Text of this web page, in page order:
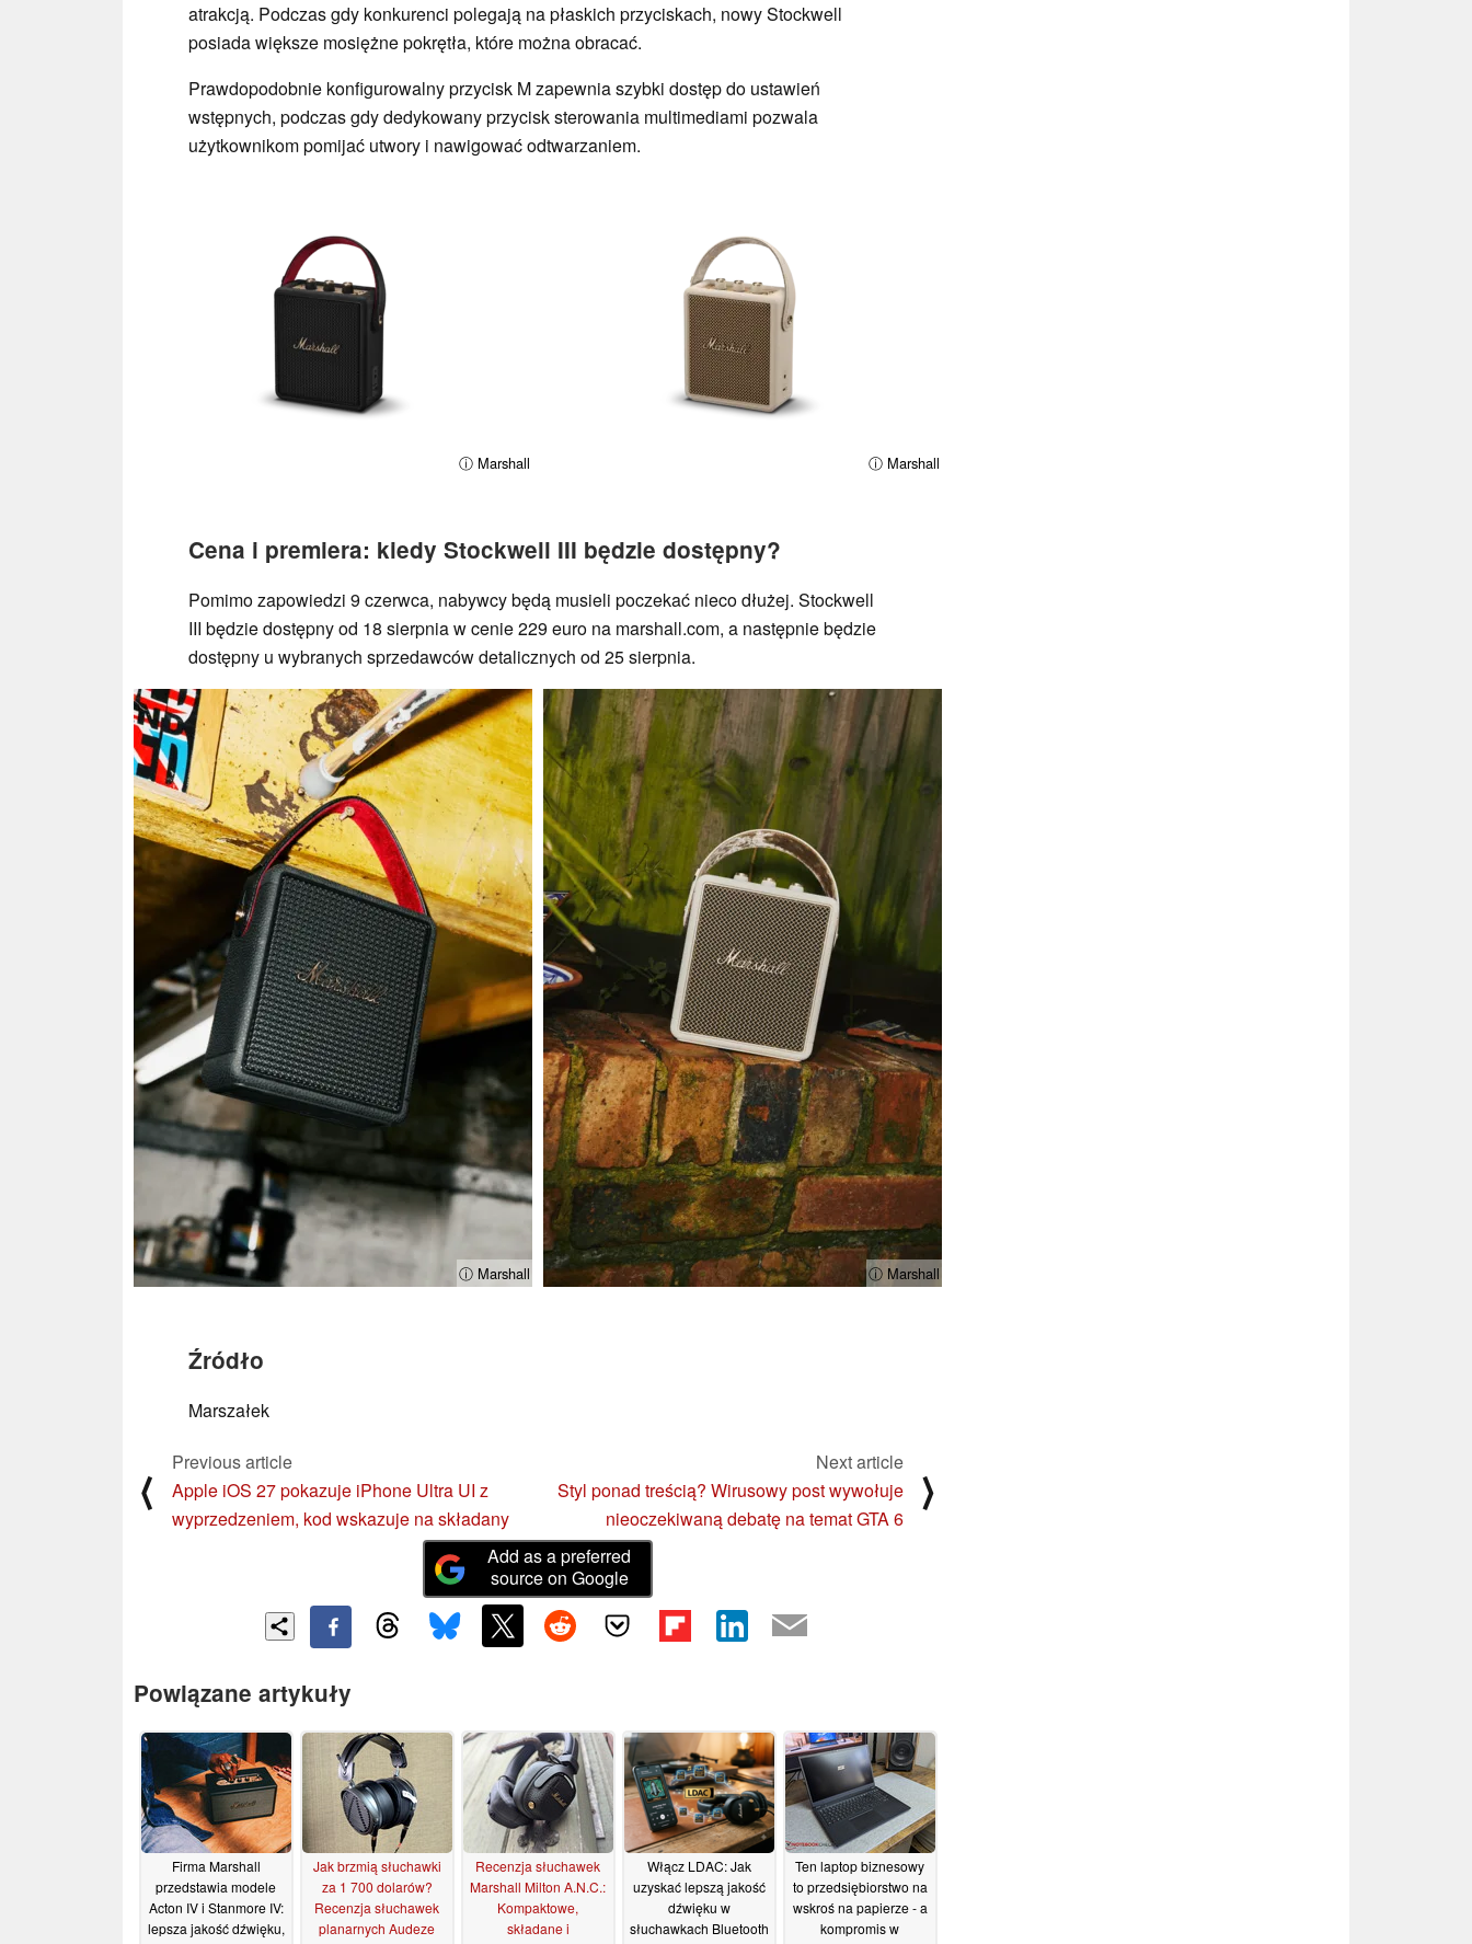
atrakcją. Podczas gdy konkurenci polegają na płaskich przyciskach, nowy Stockwell
posiada większe mosiężne pokrętła, które można obracać.
Prawdopodobnie konfigurowalny przycisk M zapewnia szybki dostęp do ustawień
wstępnych, podczas gdy dedykowany przycisk sterowania multimediami pozwala
użytkownikom pomijać utwory i nawigować odtwarzaniem.
ⓘ Marshall ⓘ Marshall
Cena i premiera: kiedy Stockwell III będzie dostępny?
Pomimo zapowiedzi 9 czerwca, nabywcy będą musieli poczekać nieco dłużej. Stockwell
III będzie dostępny od 18 sierpnia w cenie 229 euro na marshall.com, a następnie będzie
dostępny u wybranych sprzedawców detalicznych od 25 sierpnia.
ⓘ Marshall ⓘ Marshall
Źródło
Marszałek
⟨
Previous article
Apple iOS 27 pokazuje iPhone Ultra UI z
wyprzedzeniem, kod wskazuje na składany
Next article
Styl ponad treścią? Wirusowy post wywołuje
nieoczekiwaną debatę na temat GTA 6
⟩
Add as a preferred
source on Google
Powiązane artykuły
Firma Marshall
przedstawia modele
Acton IV i Stanmore IV:
lepsza jakość dźwięku,
Jak brzmią słuchawki
za 1 700 dolarów?
Recenzja słuchawek
planarnych Audeze
Recenzja słuchawek
Marshall Milton A.N.C.:
Kompaktowe,
składane i
Włącz LDAC: Jak
uzyskać lepszą jakość
dźwięku w
słuchawkach Bluetooth
Ten laptop biznesowy
to przedsiębiorstwo na
wskroś na papierze - a
kompromis w